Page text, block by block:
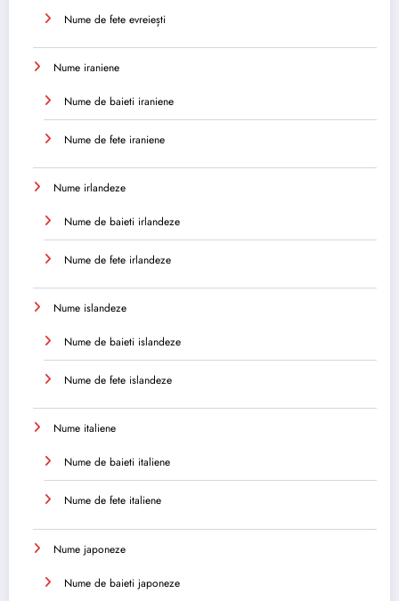
Nume de fete evreiești
Nume iraniene
Nume de baieti iraniene
Nume de fete iraniene
Nume irlandeze
Nume de baieti irlandeze
Nume de fete irlandeze
Nume islandeze
Nume de baieti islandeze
Nume de fete islandeze
Nume italiene
Nume de baieti italiene
Nume de fete italiene
Nume japoneze
Nume de baieti japoneze